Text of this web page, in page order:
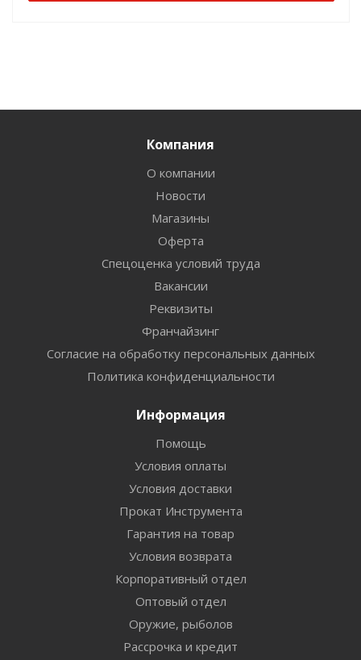
Компания
О компании
Новости
Магазины
Оферта
Спецоценка условий труда
Вакансии
Реквизиты
Франчайзинг
Согласие на обработку персональных данных
Политика конфиденциальности
Информация
Помощь
Условия оплаты
Условия доставки
Прокат Инструмента
Гарантия на товар
Условия возврата
Корпоративный отдел
Оптовый отдел
Оружие, рыболов
Рассрочка и кредит